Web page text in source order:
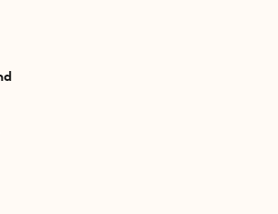
att behålla dess form och funktion.
115 cm
cm / 13 cm
/ Ø3–5 cm
1